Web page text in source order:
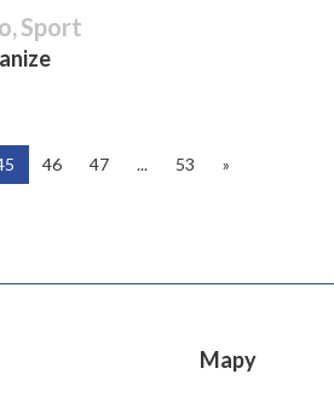
,Sport
46 47 ... 53 »
Mapy